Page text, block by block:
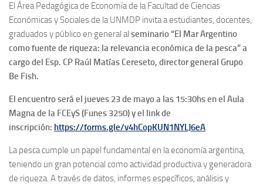
El Área Pedagógica de Economía de la Facultad de Ciencias
Económicas y Sociales de la UNMDP invita a estudiantes, docentes,
graduados y público en general al seminario “El Mar Argentino
como fuente de riqueza: la relevancia económica de la pesca” a
cargo del Esp. CP Raúl Matías Cereseto, director general Grupo
Be Fish.
El encuentro será el jueves 23 de mayo a las 15:30hs en el Aula
Magna de la FCEyS (Funes 3250) y el link de
inscripción: https://forms.gle/v4hCopKUN1NYLJ6eA
La pesca cumple un papel fundamental en la economía argentina,
teniendo un gran potencial como actividad productiva y generadora
de riqueza. A través de datos, informes específicos, análisis y